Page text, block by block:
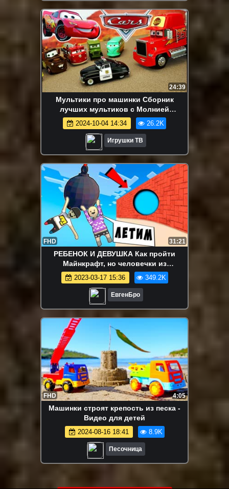
24:39
Мультики про машинки Сборник
лучших мультиков с Молнией
Маквином и Монстр Трак машинками
2024-10-04 14:34 26.2K
Игрушки ТВ
FHD 31:21
РЕБЕНОК И ДЕВУШКА Как пройти
Майнкрафт, но человечки из
пластилина мир ! НУБ И ПРО ВИДЕО
MINECRAFT
2023-03-17 15:36 349.2K
ЕвгенБро
FHD 4:05
Машинки строят крепость из песка -
Видео для детей
2024-08-16 18:41 8.9K
Песочница